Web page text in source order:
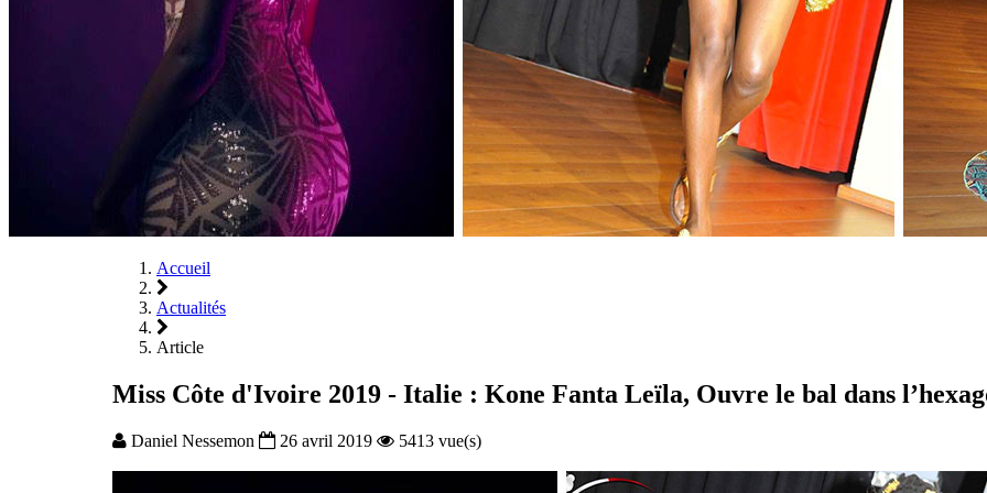
Accueil
Actualités
Article
Miss Côte d'Ivoire 2019 - Italie : Kone Fanta Leïla, Ouvre le bal dans
Daniel Nessemon 26 avril 2019 5413 vue(s)